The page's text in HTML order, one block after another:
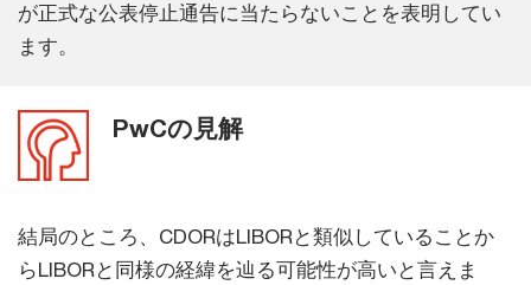
が正式な公表停止通告に当たらないことを表明してい
ます。
PwCの見解
結局のところ、CDORはLIBORと類似していることか
らLIBORと同様の経緯を辿る可能性が高いと言えま